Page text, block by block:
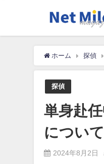
ホーム 探偵
探偵
単身赴
につい
2024年8月2日